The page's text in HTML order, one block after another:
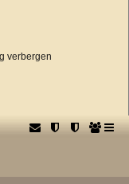
verbergen